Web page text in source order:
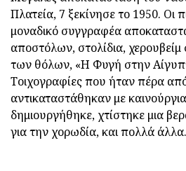
Πλατεία, 7 ξεκίνησε το 1950. Οι
μοναδικό συγγραφέα
αποστόλων, στολίδια,
των θόλων, «Η Φυγή στην
Τοιχογραφίες που ήταν πέρα
αντικαταστάθηκαν με
δημιουργήθηκε, χτίστηκε μια
για την χορωδία, και πολλά άλλα.